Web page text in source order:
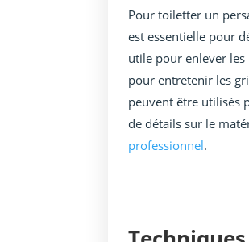
Pour toiletter un
est essentielle pour
utile pour enlever
pour entretenir les
peuvent être utilisés
de détails sur le
professionnel.